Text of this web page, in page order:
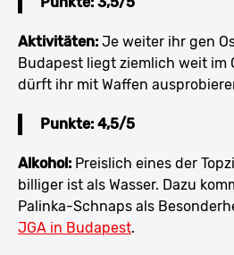
Aktivitäten: Je weiter ihr gen
Budapest liegt ziemlich weit im
dürft ihr mit Waffen
Punkte: 4,5/5
Alkohol: Preislich eines der
billiger ist als Wasser. Dazu
Palinka-Schnaps als
JGA in Budapest.